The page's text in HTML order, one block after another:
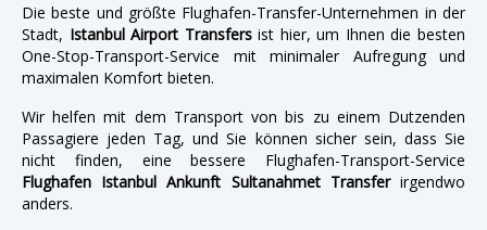
Die beste und größte Flughafen-Transfer-Unternehmen in der
Stadt, Istanbul Airport Transfersist hier, um Ihnen die besten
One-Stop-Transport-Service mit minimaler Aufregung und
maximalen Komfort bieten.
Wir helfen mit dem Transport von bis zu einem Dutzenden
Passagiere jeden Tag, und Sie können sicher sein, dass Sie
nicht finden, eine bessere Flughafen-Transport-Service
Flughafen Istanbul Ankunft Sultanahmet Transferirgendwo
anders.